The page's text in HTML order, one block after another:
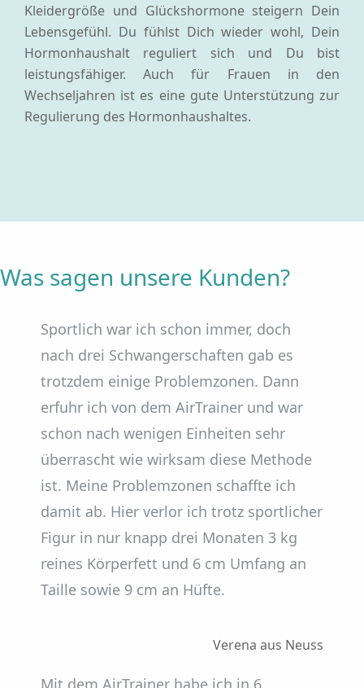
Kleidergröße und Glückshormone steigern Dein
Lebensgefühl. Du fühlst Dich wieder wohl, Dein
Hormonhaushalt reguliert sich und Du bist
leistungsfähiger. Auch für Frauen in den
Wechseljahren ist es eine gute Unterstützung zur
Regulierung des Hormonhaushaltes.
Was sagen unsere Kunden?
Sportlich war ich schon immer, doch
nach drei Schwangerschaften gab es
trotzdem einige Problemzonen. Dann
erfuhr ich von dem AirTrainer und war
schon nach wenigen Einheiten sehr
überrascht wie wirksam diese Methode
ist. Meine Problemzonen schaffte ich
damit ab. Hier verlor ich trotz sportlicher
Figur in nur knapp drei Monaten 3 kg
reines Körperfett und 6 cm Umfang an
Taille sowie 9 cm an Hüfte.
Verena aus Neuss